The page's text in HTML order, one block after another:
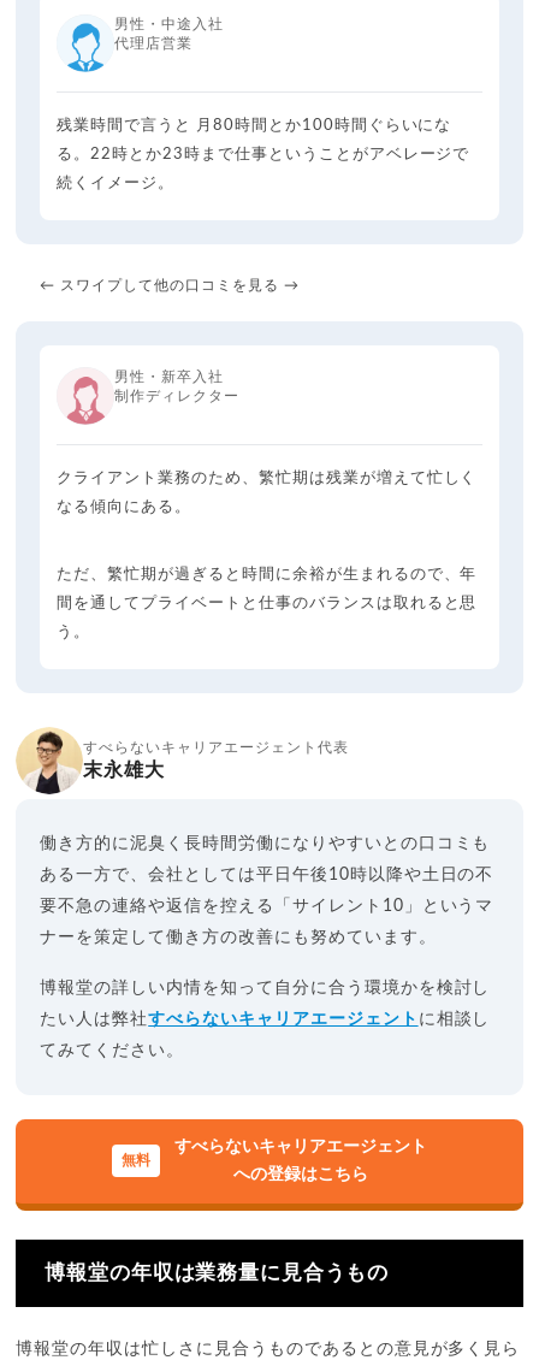
男性・中途入社
代理店営業
残業時間で言うと 月80時間とか100時間ぐらいにな
る。22時とか23時まで仕事ということがアベレージで
続くイメージ。
← スワイプして他の口コミを見る →
男性・新卒入社
制作ディレクター
クライアント業務のため、繁忙期は残業が増えて忙しく
なる傾向にある。
ただ、繁忙期が過ぎると時間に余裕が生まれるので、年
間を通してプライベートと仕事のバランスは取れると思
う。
すべらないキャリアエージェント代表
末永雄大
働き方的に泥臭く長時間労働になりやすいとの口コミも
ある一方で、会社としては平日午後10時以降や土日の不
要不急の連絡や返信を控える「サイレント10」というマ
ナーを策定して働き方の改善にも努めています。
博報堂の詳しい内情を知って自分に合う環境かを検討し
たい人は弊社すべらないキャリアエージェント に相談し
てみてください。
すべらないキャリアエージェント
への登録はこちら
博報堂の年収は業務量に見合うもの
博報堂の年収は忙しさに見合うものであるとの意見が多く見ら